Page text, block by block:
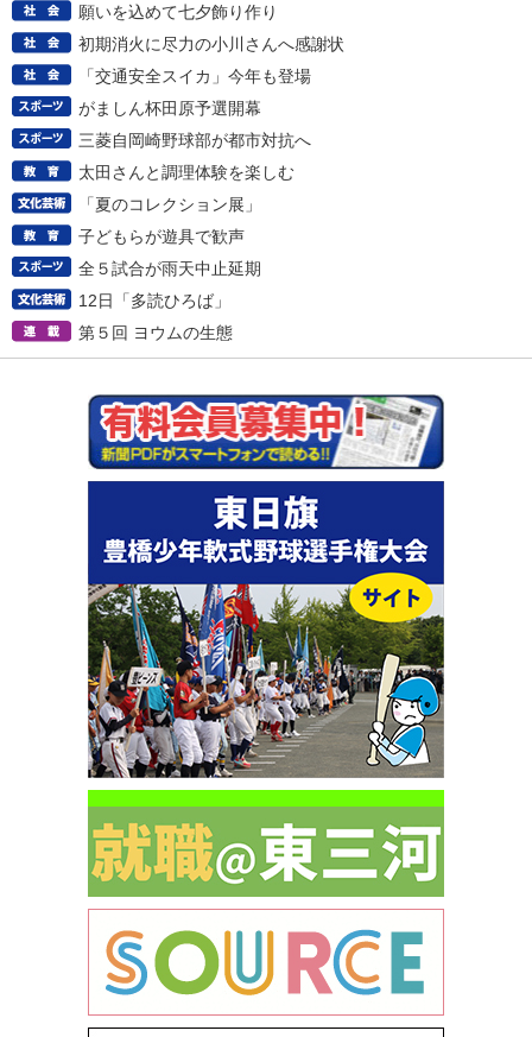
願いを込めて七夕飾り作り
初期消火に尽力の小川さんへ感謝状
「交通安全スイカ」今年も登場
がましん杯田原予選開幕
三菱自岡崎野球部が都市対抗へ
太田さんと調理体験を楽しむ
「夏のコレクション展」
子どもらが遊具で歓声
全５試合が雨天中止延期
12日「多読ひろば」
第５回 ヨウムの生態